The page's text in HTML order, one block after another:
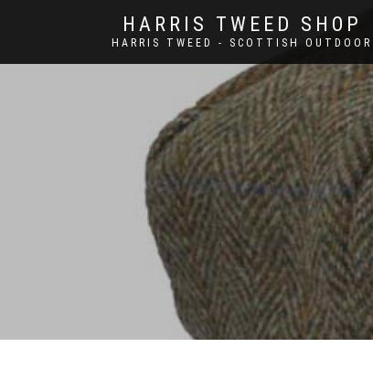
HARRIS TWEED SHOP
HARRIS TWEED - SCOTTISH OUTDOOR